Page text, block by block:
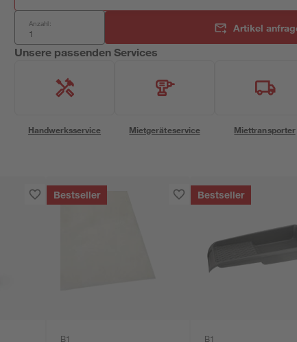
Anzahl: Artikel
Unsere passenden Services
Handwerksservice Mietgeräteservice Miettransporter
Bestseller
B1
Bestseller
B1